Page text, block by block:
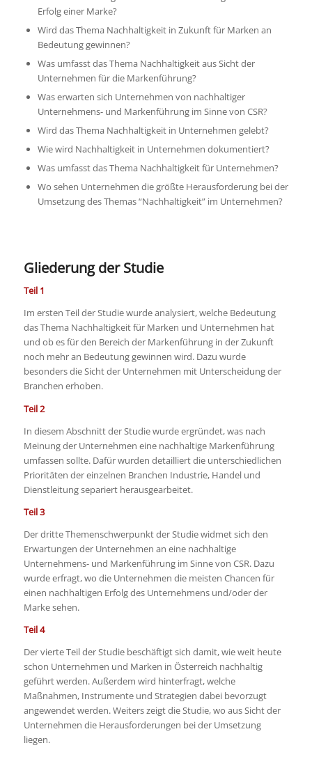
Erfolg einer Marke?
Wird das Thema Nachhaltigkeit in Zukunft für Marken an
Bedeutung gewinnen?
Was umfasst das Thema Nachhaltigkeit aus Sicht der
Unternehmen für die Markenführung?
Was erwarten sich Unternehmen von nachhaltiger
Unternehmens- und Markenführung im Sinne von CSR?
Wird das Thema Nachhaltigkeit in Unternehmen gelebt?
Wie wird Nachhaltigkeit in Unternehmen dokumentiert?
Was umfasst das Thema Nachhaltigkeit für Unternehmen?
Wo sehen Unternehmen die größte Herausforderung bei der
Umsetzung des Themas “Nachhaltigkeit” im Unternehmen?
Gliederung der Studie
Teil 1
Im ersten Teil der Studie wurde analysiert, welche Bedeutung
das Thema Nachhaltigkeit für Marken und Unternehmen hat
und ob es für den Bereich der Markenführung in der Zukunft
noch mehr an Bedeutung gewinnen wird. Dazu wurde
besonders die Sicht der Unternehmen mit Unterscheidung der
Branchen erhoben.
Teil 2
In diesem Abschnitt der Studie wurde ergründet, was nach
Meinung der Unternehmen eine nachhaltige Markenführung
umfassen sollte. Dafür wurden detailliert die unterschiedlichen
Prioritäten der einzelnen Branchen Industrie, Handel und
Dienstleitung separiert herausgearbeitet.
Teil 3
Der dritte Themenschwerpunkt der Studie widmet sich den
Erwartungen der Unternehmen an eine nachhaltige
Unternehmens- und Markenführung im Sinne von CSR. Dazu
wurde erfragt, wo die Unternehmen die meisten Chancen für
einen nachhaltigen Erfolg des Unternehmens und/oder der
Marke sehen.
Teil 4
Der vierte Teil der Studie beschäftigt sich damit, wie weit heute
schon Unternehmen und Marken in Österreich nachhaltig
geführt werden. Außerdem wird hinterfragt, welche
Maßnahmen, Instrumente und Strategien dabei bevorzugt
angewendet werden. Weiters zeigt die Studie, wo aus Sicht der
Unternehmen die Herausforderungen bei der Umsetzung
liegen.